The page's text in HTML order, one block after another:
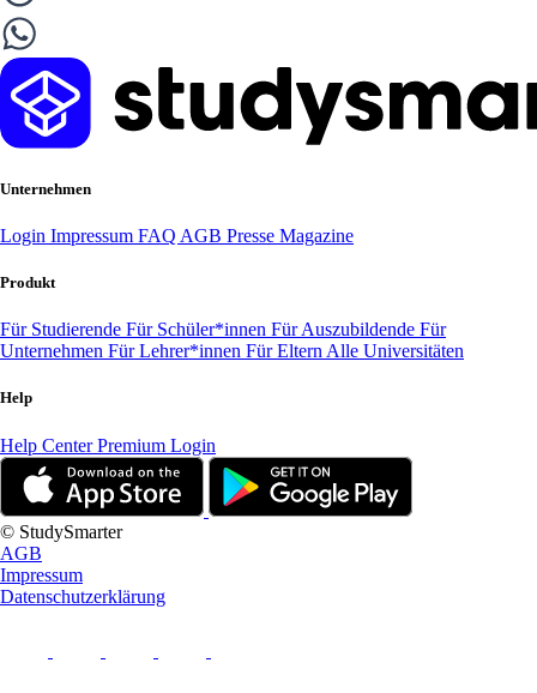
Unternehmen
Login Impressum FAQ AGB Presse Magazine
Produkt
Für Studierende Für Schüler*innen Für Auszubildende Für
Unternehmen Für Lehrer*innen Für Eltern Alle Universitäten
Help
Help CenterPremium Login
© StudySmarter
AGB
Impressum
Datenschutzerklärung